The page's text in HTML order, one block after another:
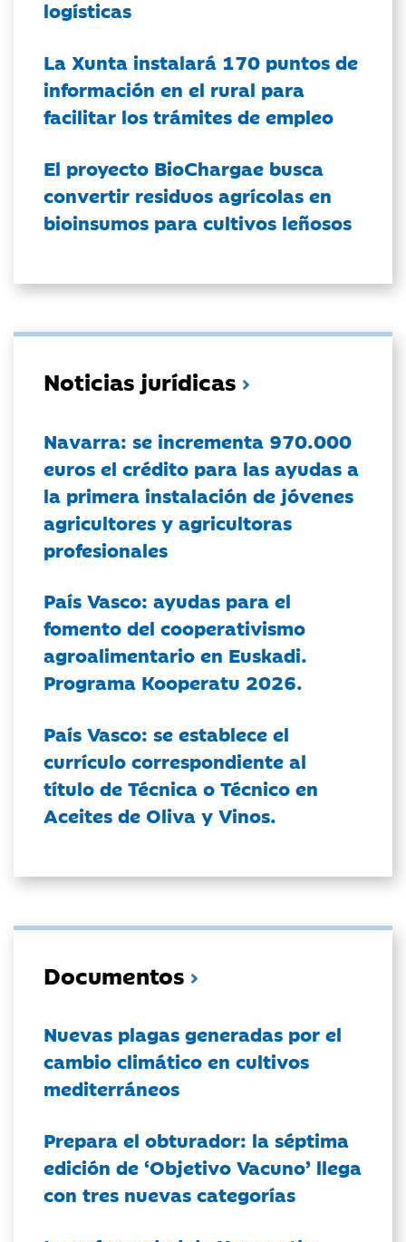
logísticas
La Xunta instalará 170 puntos de
información en el rural para
facilitar los trámites de empleo
El proyecto BioChargae busca
convertir residuos agrícolas en
bioinsumos para cultivos leñosos
Noticias jurídicas
Navarra: se incrementa 970.000
euros el crédito para las ayudas a
la primera instalación de jóvenes
agricultores y agricultoras
profesionales
País Vasco: ayudas para el
fomento del cooperativismo
agroalimentario en Euskadi.
Programa Kooperatu 2026.
País Vasco: se establece el
currículo correspondiente al
título de Técnica o Técnico en
Aceites de Oliva y Vinos.
Documentos
Nuevas plagas generadas por el
cambio climático en cultivos
mediterráneos
Prepara el obturador: la séptima
edición de ‘Objetivo Vacuno’ llega
con tres nuevas categorías